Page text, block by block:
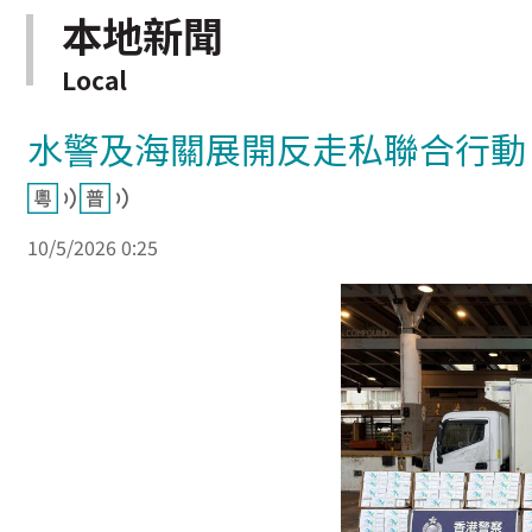
本地新聞
Local
水警及海關展開反走私聯合行動
10/5/2026 0:25